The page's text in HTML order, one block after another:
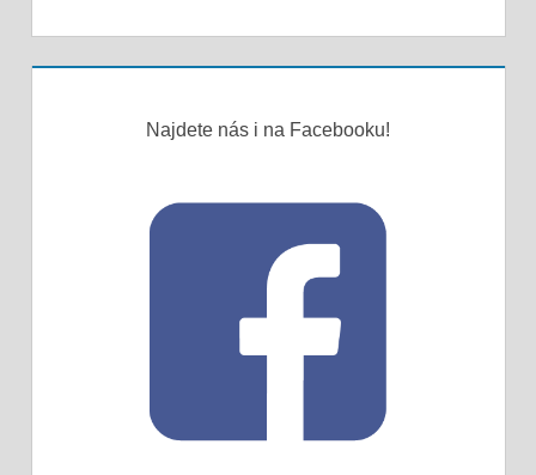
Najdete nás i na Facebooku!